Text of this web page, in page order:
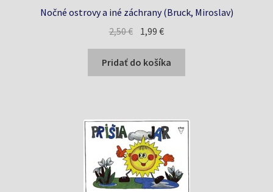
Nočné ostrovy a iné záchrany (Bruck, Miroslav)
2,50€ Pôvodná
cena
bola:
2,50 €.
1,99€Aktuálna
cena
je:
1,99 €.
Pridať do košíka